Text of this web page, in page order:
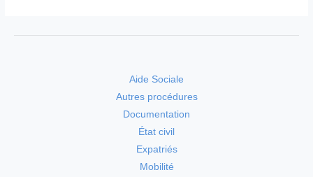
Aide Sociale
Autres procédures
Documentation
État civil
Expatriés
Mobilité